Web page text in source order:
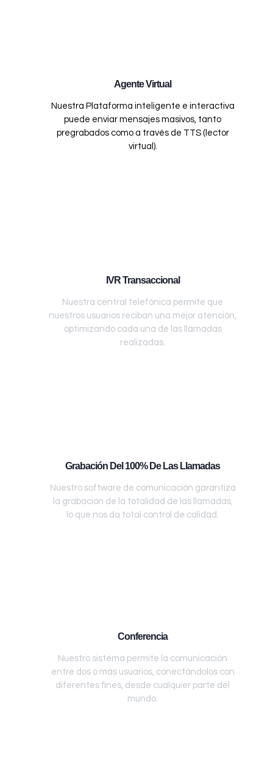
Agente Virtual
Nuestra Plataforma inteligente e interactiva
puede enviar mensajes masivos, tanto
pregrabados como a través de TTS (lector
virtual).
IVR Transaccional
Nuestra central telefónica permite que
nuestros usuarios reciban una mejor atención,
optimizando cada una de las llamadas
realizadas.
Grabación Del 100% De Las Llamadas
Nuestro software de comunicación garantiza
la grabación de la totalidad de las llamadas,
lo que nos da total control de calidad.
Conferencia
Nuestro sistema permite la comunicación
entre dos o más usuarios, conectándolos con
diferentes fines, desde cualquier parte del
mundo.